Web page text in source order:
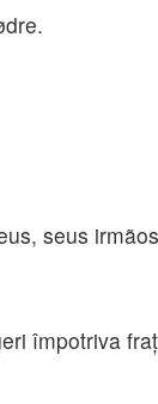
seus
împotriva